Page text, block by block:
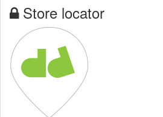
Store locator